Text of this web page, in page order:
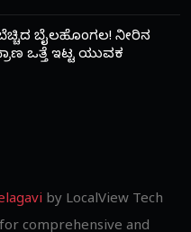
ಬೈಲಹೊಂಗಲ! ನೀರಿನ
ಒತ್ತೆ ಇಟ್ಟ ಯುವಕ
by LocalView Tech
comprehensive and